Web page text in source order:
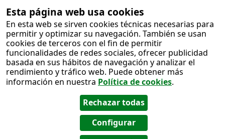
Esta página web usa cookies
En esta web se sirven cookies técnicas necesarias para
permitir y optimizar su navegación. También se usan
cookies de terceros con el fin de permitir
funcionalidades de redes sociales, ofrecer publicidad
basada en sus hábitos de navegación y analizar el
rendimiento y tráfico web. Puede obtener más
información en nuestra Política de cookies.